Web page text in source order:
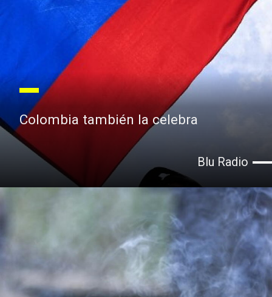
Colombia también la celebra
Blu Radio